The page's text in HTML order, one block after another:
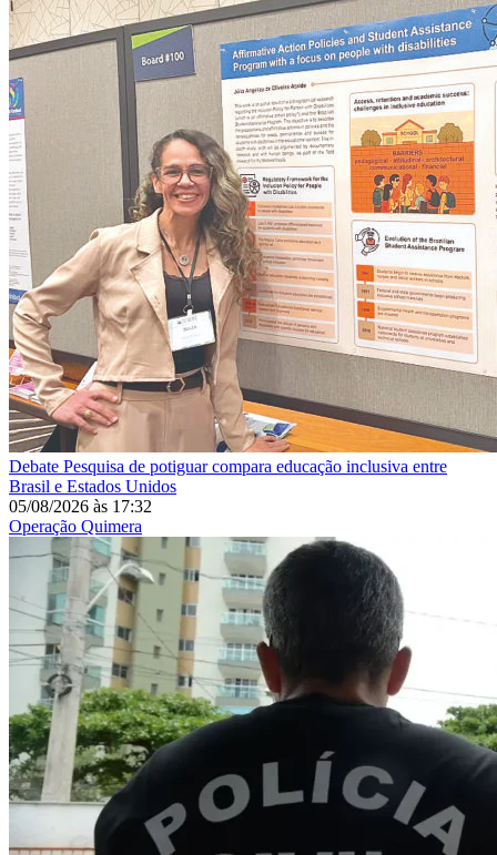
Debate Pesquisa de potiguar compara educação inclusiva entre
Brasil e Estados Unidos
05/08/2026 às 17:32
Operação Quimera